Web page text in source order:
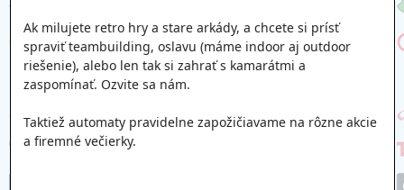
Ak milujete retro hry a stare arkády, a chcete si prísť
spraviť teambuilding, oslavu (máme indoor aj outdoor
riešenie), alebo len tak si zahrať s kamarátmi a
zaspomínať. Ozvite sa nám.
Taktiež automaty pravidelne zapožičiavame na rôzne akcie
a firemné večierky.